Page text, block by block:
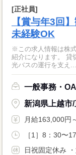
[正社員]
【賞与年3回
未経験OK
※この求人情報は株
紹介になります。 貸
光バスの運行を支え...
一般事務・
新潟県上越市
月給163,000円
［1］8：30〜
日祝固定休み